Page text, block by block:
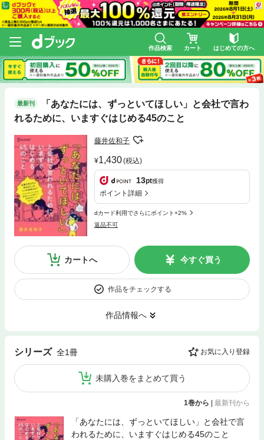
作品検索 カート はじめての方へ
最新刊
「あなたには、ずっといてほしい」と会社で言わ
れるために、いますぐはじめる45のこと
藤井佐和子
1,430(税込)
13pt獲得
ポイント詳細
dカード利用でさらにポイント+2%
返品不可
カートへ 今すぐ買う
作品をチェックする
作品情報へ
シリーズ 全1冊 お気に入り登録
未購入巻をまとめて買う
1巻から 最新刊から
「あなたには、ずっといてほしい」と会社で言
われるために、いますぐはじめる45のこと